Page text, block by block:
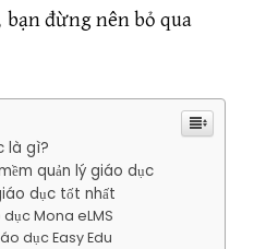
đừng nên bỏ qua
là gì?
quản lý giáo dục
dục tốt nhất
dục Mona eLMS
dục Easy Edu